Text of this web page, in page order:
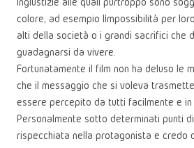
colore, ad esempio l’impossibilità per
alti della società o i grandi sacrifici che
guadagnarsi da vivere.
Fortunatamente il film non ha deluso le
che il messaggio che si voleva
essere percepito da tutti facilmente e in
Personalmente sotto determinati punti
rispecchiata nella protagonista e credo